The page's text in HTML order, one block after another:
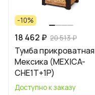
-10%
18 462 ₽ 20 513 ₽
Тумба прикроватная
Мексика (MEXICA-
CHE1T+1P)
Доступно к заказу